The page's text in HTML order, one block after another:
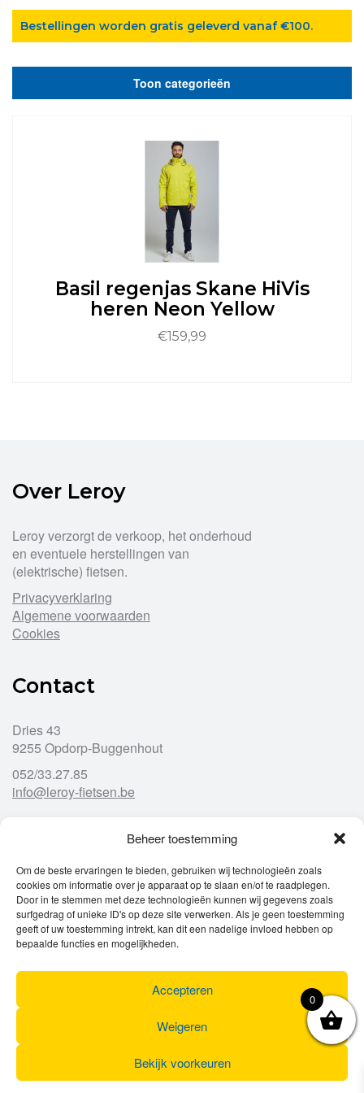
Beheer toestemming
Om de beste ervaringen te bieden, gebruiken wij technologieën zoals
cookies om informatie over je apparaat op te slaan en/of te raadplegen.
Door in te stemmen met deze technologieën kunnen wij gegevens zoals
surfgedrag of unieke ID's op deze site verwerken. Als je geen toestemming
geeft of uw toestemming intrekt, kan dit een nadelige invloed hebben op
bepaalde functies en mogelijkheden.
Accepteren
Weigeren
Bekijk voorkeuren
Bestellingen worden gratis geleverd vanaf €100.
Toon categorieën
Basil regenjas Skane HiVis
heren Neon Yellow
€159,99
kan
op
de
productpagina
Over Leroy
Leroy verzorgt de verkoop, het onderhoud
en eventuele herstellingen van
(elektrische) fietsen.
Privacyverklaring
Algemene voorwaarden
Cookies
Contact
Dries 43
9255 Opdorp-Buggenhout
052/33.27.85
info@leroy-fietsen.be
Openingsuren
Ma
gesloten
Di
9u – 12u
13u – 18u00
Wo
9u – 12u
13u – 18u00
Do
9u – 12u
13u – 18u00
Za
0